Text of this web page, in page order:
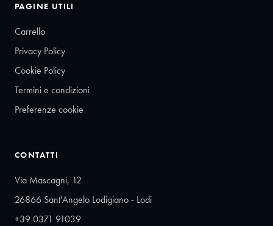
PAGINE UTILI
Carrello
Privacy Policy
Cookie Policy
Termini e condizioni
Preferenze cookie
CONTATTI
Via Mascagni, 12
26866 Sant'Angelo Lodigiano - Lodi
+39 0371 91039